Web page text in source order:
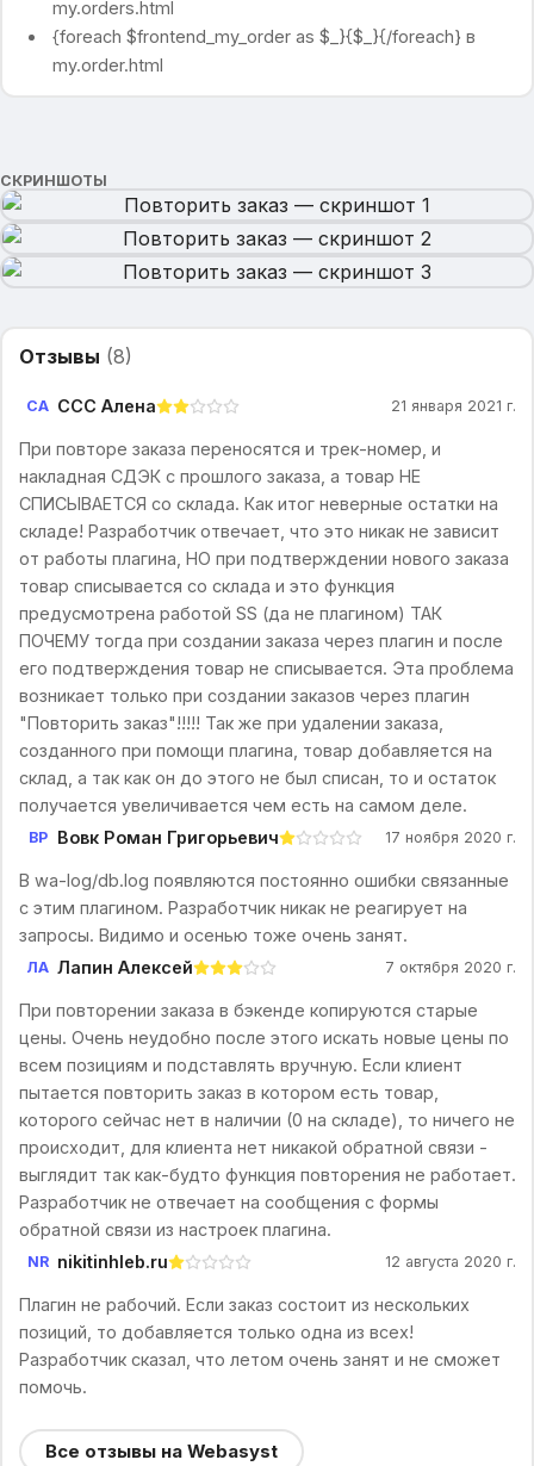
my.orders.html
{foreach $frontend_my_order as $_}{$_}{/foreach} в
my.order.html
СКРИНШОТЫ
Отзывы (8)
CА CCC Алена 21 января 2021 г.
При повторе заказа переносятся и трек-номер, и
накладная СДЭК с прошлого заказа, а товар НЕ
СПИСЫВАЕТСЯ со склада. Как итог неверные остатки на
складе! Разработчик отвечает, что это никак не зависит
от работы плагина, НО при подтверждении нового заказа
товар списывается со склада и это функция
предусмотрена работой SS (да не плагином) ТАК
ПОЧЕМУ тогда при создании заказа через плагин и после
его подтверждения товар не списывается. Эта проблема
возникает только при создании заказов через плагин
"Повторить заказ"!!!!! Так же при удалении заказа,
созданного при помощи плагина, товар добавляется на
склад, а так как он до этого не был списан, то и остаток
получается увеличивается чем есть на самом деле.
ВР Вовк Роман Григорьевич 17 ноября 2020 г.
В wa-log/db.log появляются постоянно ошибки связанные
с этим плагином. Разработчик никак не реагирует на
запросы. Видимо и осенью тоже очень занят.
ЛА Лапин Алексей 7 октября 2020 г.
При повторении заказа в бэкенде копируются старые
цены. Очень неудобно после этого искать новые цены по
всем позициям и подставлять вручную. Если клиент
пытается повторить заказ в котором есть товар,
которого сейчас нет в наличии (0 на складе), то ничего не
происходит, для клиента нет никакой обратной связи -
выглядит так как-будто функция повторения не работает.
Разработчик не отвечает на сообщения с формы
обратной связи из настроек плагина.
NR nikitinhleb.ru 12 августа 2020 г.
Плагин не рабочий. Если заказ состоит из нескольких
позиций, то добавляется только одна из всех!
Разработчик сказал, что летом очень занят и не сможет
помочь.
Все отзывы на Webasyst